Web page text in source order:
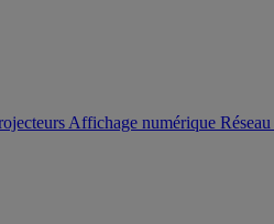
Affichage numérique Réseau